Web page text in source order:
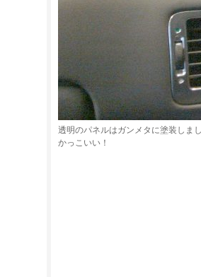
透明のパネルはガンメタに塗装しま
かっこいい！